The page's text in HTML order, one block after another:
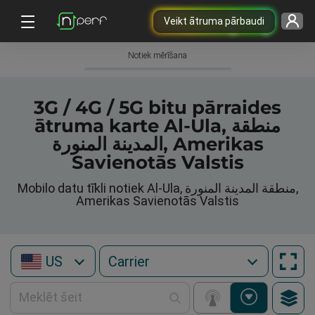
Veikt ātruma pārbaudi
Notiek mērīšana
3G / 4G / 5G bitu pārraides
ātruma karte Al-Ula, منطقة
المدينة المنورة, Amerikas
Savienotās Valstis
Mobilo datu tīkli notiek Al-Ula, منطقة المدينة المنورة,
Amerikas Savienotās Valstis
US